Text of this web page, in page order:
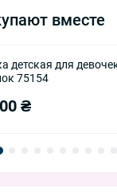
вместе
детская для
75154
₴